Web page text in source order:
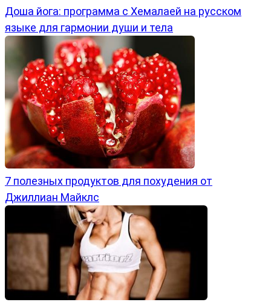
Доша йога: программа с Хемалаей на русском
языке для гармонии души и тела
7 полезных продуктов для похудения от
Джиллиан Майклс